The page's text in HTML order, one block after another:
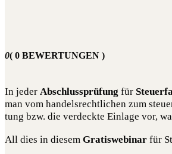
0( 0 BEWERTUNGEN )
In jeder Abschluss­prü­fung für
man vom han­dels­recht­li­chen zum
tung bzw. die ver­deck­te Ein­la­ge vor,
All dies in die­sem Gra­tis­web­i­nar für